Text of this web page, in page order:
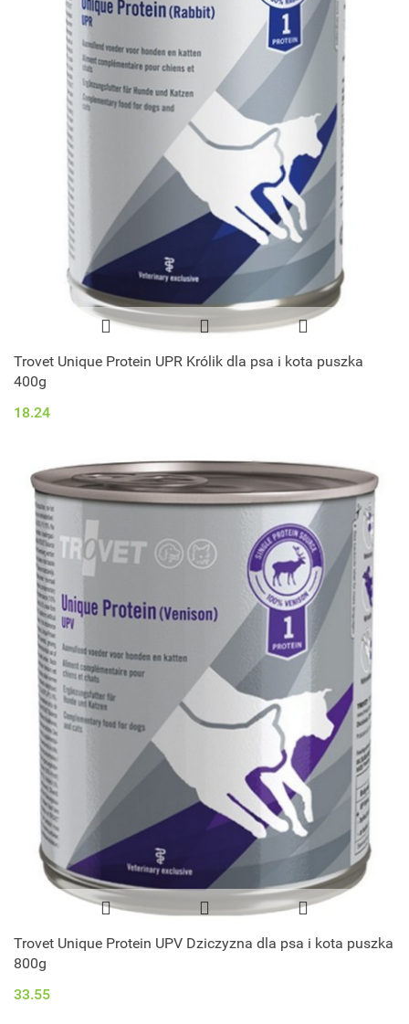
Trovet Unique Protein UPR Królik dla psa i kota puszka
400g
18.24
Trovet Unique Protein UPV Dziczyzna dla psa i kota puszka
800g
33.55